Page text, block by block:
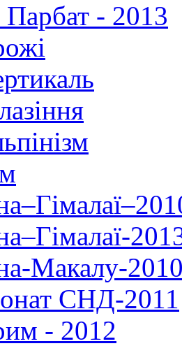
Парбат - 2013
Макалу-
СНД-2011
- 2012